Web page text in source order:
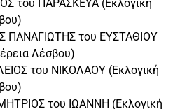
του ΠΑΡΑΣΚΕΥΑ (Εκλογική
του ΕΥΣΤΑΘΙΟΥ
Λέσβου)
του ΝΙΚΟΛΑΟΥ (Εκλογική
του ΙΩΑΝΝΗ (Εκλογική